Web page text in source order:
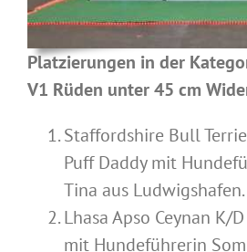
Platzierungen in der
V1 Rüden unter 45 cm
Staffordshire Bull
Puff Daddy mit
Tina aus Ludwigshafen.
Lhasa Apso Ceynan K/
mit Hundeführerin